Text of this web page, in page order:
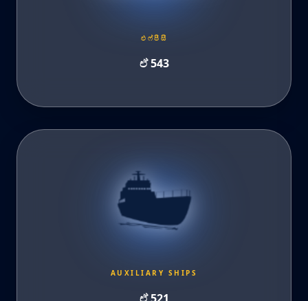
එෆ්පීසී
ඒ 543
AUXILIARY SHIPS